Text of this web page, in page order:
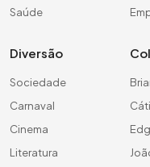
Saúde
Diversão
Sociedade
Carnaval
Cinema
Literatura